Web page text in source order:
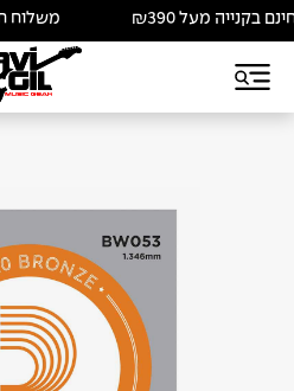
בקנייה מעל ₪390 משלוח